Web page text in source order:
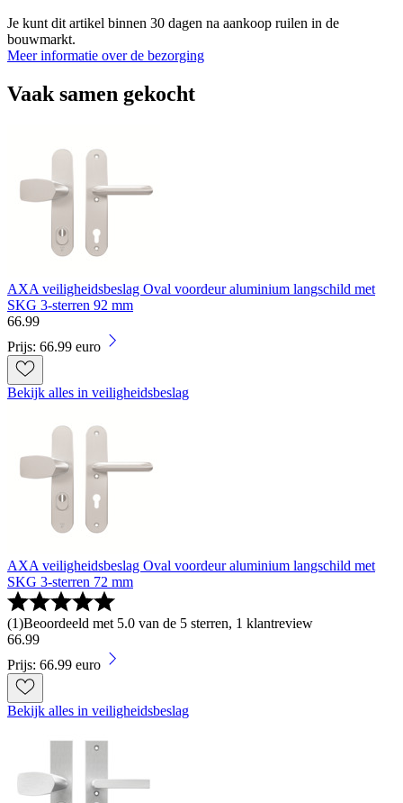
Je kunt dit artikel binnen 30 dagen na aankoop ruilen in de
bouwmarkt.
Meer informatie over de bezorging
Vaak samen gekocht
AXA veiligheidsbeslag Oval voordeur aluminium langschild met
SKG 3-sterren 92 mm
66.99
Prijs: 66.99 euro
Bekijk alles in veiligheidsbeslag
AXA veiligheidsbeslag Oval voordeur aluminium langschild met
SKG 3-sterren 72 mm
(1)Beoordeeld met 5.0 van de 5 sterren, 1 klantreview
66.99
Prijs: 66.99 euro
Bekijk alles in veiligheidsbeslag